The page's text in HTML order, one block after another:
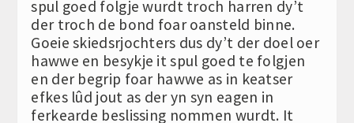
spul goed folgje wurdt troch harren dy’t
der troch de bond foar oansteld binne.
Goeie skiedsrjochters dus dy’t der doel oer
hawwe en besykje it spul goed te folgjen
en der begrip foar hawwe as in keatser
efkes lûd jout as der yn syn eagen in
ferkearde beslissing nommen wurdt. It